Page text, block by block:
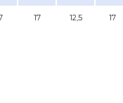
17 12,5 17